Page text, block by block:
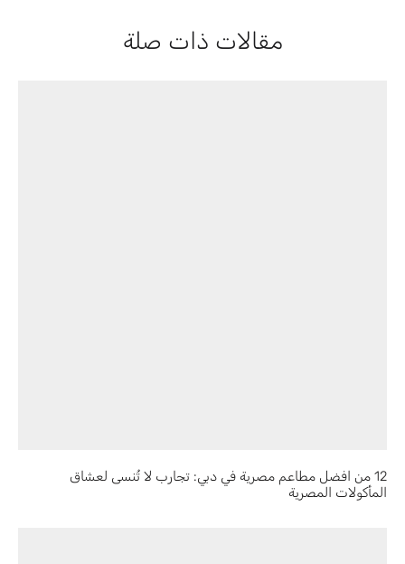
مقالات ذات صلة
12 من افضل مطاعم مصرية في دبي: تجارب لا تُنسى لعشاق
المأكولات المصرية